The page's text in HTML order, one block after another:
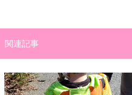
関連記事